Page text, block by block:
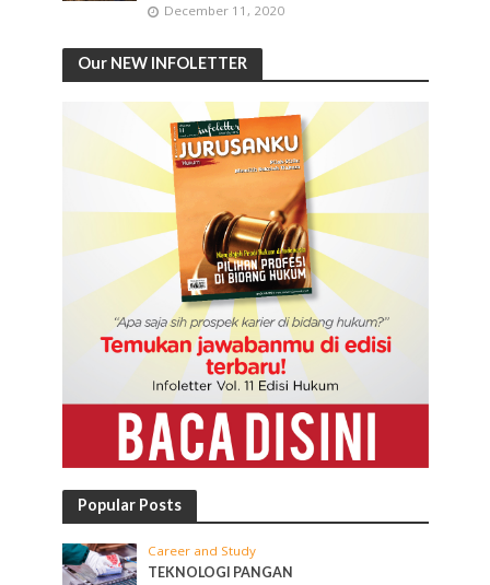
December 11, 2020
Our NEW INFOLETTER
Popular Posts
Career and Study
TEKNOLOGI PANGAN